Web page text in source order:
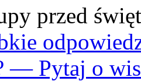
przed
— Pytaj o